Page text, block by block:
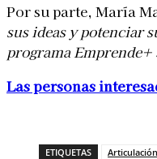
Por su parte, María
sus ideas y potenciar
programa
Las personas
ETIQUETAS Articulación